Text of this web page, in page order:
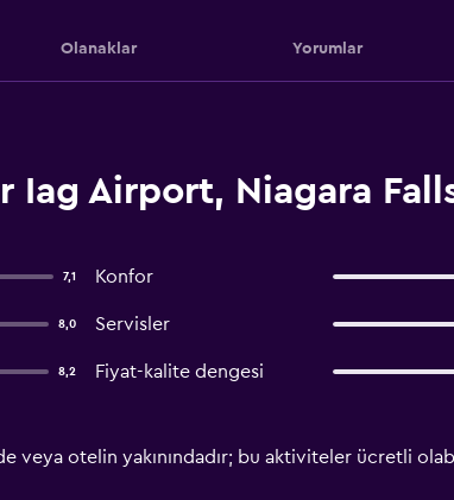
Olanaklar Yorumlar
Iag Airport, Niagara
7,1 Konfor
8,0 Servisler
8,2 Fiyat-kalite dengesi
veya otelin yakınındadır; bu aktiviteler ücretli